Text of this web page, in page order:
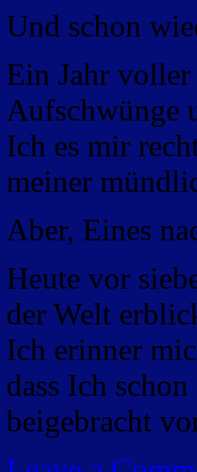
Und schon
Ein Jahr voller
Aufschwünge
Ich es mir
meiner
Aber, Eines
Heute vor
der Welt
Ich erinner
dass Ich
beigebracht